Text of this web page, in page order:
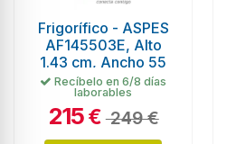
Frigorífico - ASPES
AF145503E, Alto
1.43 cm, Ancho 55
cm, 206L, Eficiencia
E
Recíbelo en 6/8 días
laborables
215€ 249 €